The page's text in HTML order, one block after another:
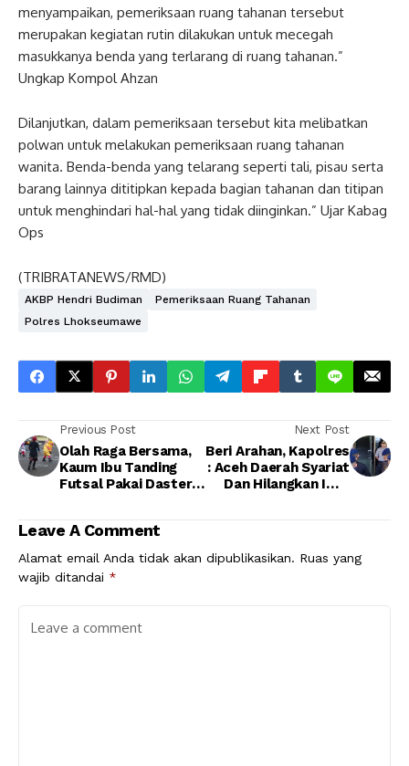
menyampaikan, pemeriksaan ruang tahanan tersebut
merupakan kegiatan rutin dilakukan untuk mecegah
masukkanya benda yang terlarang di ruang tahanan.”
Ungkap Kompol Ahzan
Dilanjutkan, dalam pemeriksaan tersebut kita melibatkan
polwan untuk melakukan pemeriksaan ruang tahanan
wanita. Benda-benda yang telarang seperti tali, pisau serta
barang lainnya dititipkan kepada bagian tahanan dan titipan
untuk menghindari hal-hal yang tidak diinginkan.” Ujar Kabag
Ops
(TRIBRATANEWS/RMD)
AKBP Hendri Budiman
Pemeriksaan Ruang Tahanan
Polres Lhokseumawe
Previous Post
Olah Raga Bersama,
Kaum Ibu Tanding
Futsal Pakai Daster
Next Post
Beri Arahan, Kapolres
: Aceh Daerah Syariat
Dan Hilangkan Imej
Leave A Comment
Alamat email Anda tidak akan dipublikasikan. Ruas yang
wajib ditandai *